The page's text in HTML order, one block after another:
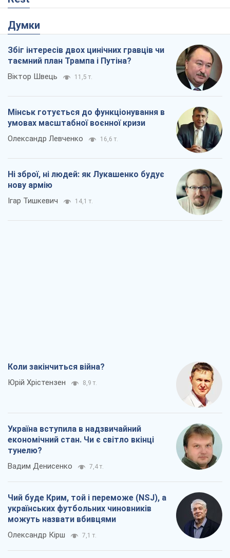
Думки
Збіг інтересів двох цинічних гравців чи
таємний план Трампа і Путіна?
Віктор Швець 11,5 т.
Мінськ готується до функціонування в
умовах масштабної воєнної кризи
Олександр Левченко 16,6 т.
Ні зброї, ні людей: як Лукашенко будує
нову армію
Ігар Тишкевич 14,1 т.
Коли закінчиться війна?
Юрій Хрістензен 8,9 т.
Україна вступила в надзвичайний
економічний стан. Чи є світло вкінці
тунелю?
Вадим Денисенко 7,4 т.
Чий буде Крим, той і переможе (NSJ), а
українських футбольних чиновників
можуть назвати вбивцями
Олександр Кірш 7,1 т.